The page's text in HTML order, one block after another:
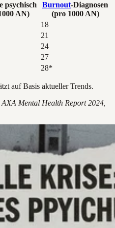
psychisch
AN)
Burnout-Diagnosen
(pro 1000 AN)
18
21
24
27
28*
auf Basis aktueller Trends.
Mental Health Report 2024,